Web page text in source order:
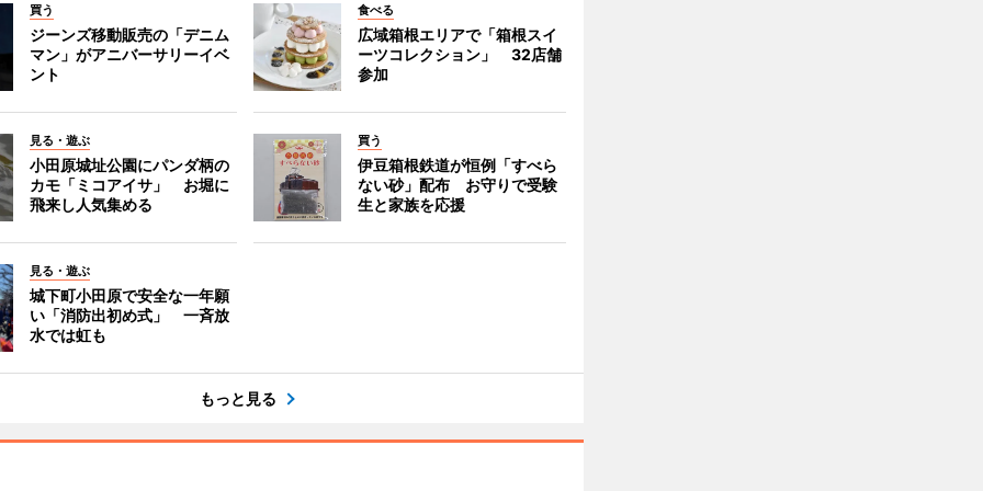
買う
ジーンズ移動販売の「デニム
マン」がアニバーサリーイベ
ント
食べる
広域箱根エリアで「箱根スイ
ーツコレクション」 32店舗
参加
見る・遊ぶ
小田原城址公園にパンダ柄の
カモ「ミコアイサ」 お堀に
飛来し人気集める
買う
伊豆箱根鉄道が恒例「すべら
ない砂」配布 お守りで受験
生と家族を応援
見る・遊ぶ
城下町小田原で安全な一年願
い「消防出初め式」 一斉放
水では虹も
もっと見る